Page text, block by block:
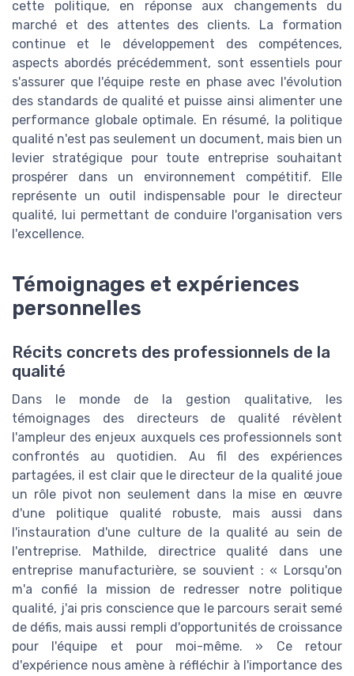
cette politique, en réponse aux changements du
marché et des attentes des clients. La formation
continue et le développement des compétences,
aspects abordés précédemment, sont essentiels pour
s'assurer que l'équipe reste en phase avec l'évolution
des standards de qualité et puisse ainsi alimenter une
performance globale optimale. En résumé, la politique
qualité n'est pas seulement un document, mais bien un
levier stratégique pour toute entreprise souhaitant
prospérer dans un environnement compétitif. Elle
représente un outil indispensable pour le directeur
qualité, lui permettant de conduire l'organisation vers
l'excellence.
Témoignages et expériences
personnelles
Récits concrets des professionnels de la
qualité
Dans le monde de la gestion qualitative, les
témoignages des directeurs de qualité révèlent
l'ampleur des enjeux auxquels ces professionnels sont
confrontés au quotidien. Au fil des expériences
partagées, il est clair que le directeur de la qualité joue
un rôle pivot non seulement dans la mise en œuvre
d'une politique qualité robuste, mais aussi dans
l'instauration d'une culture de la qualité au sein de
l'entreprise. Mathilde, directrice qualité dans une
entreprise manufacturière, se souvient : « Lorsqu'on
m'a confié la mission de redresser notre politique
qualité, j'ai pris conscience que le parcours serait semé
de défis, mais aussi rempli d'opportunités de croissance
pour l'équipe et pour moi-même. » Ce retour
d'expérience nous amène à réfléchir à l'importance des